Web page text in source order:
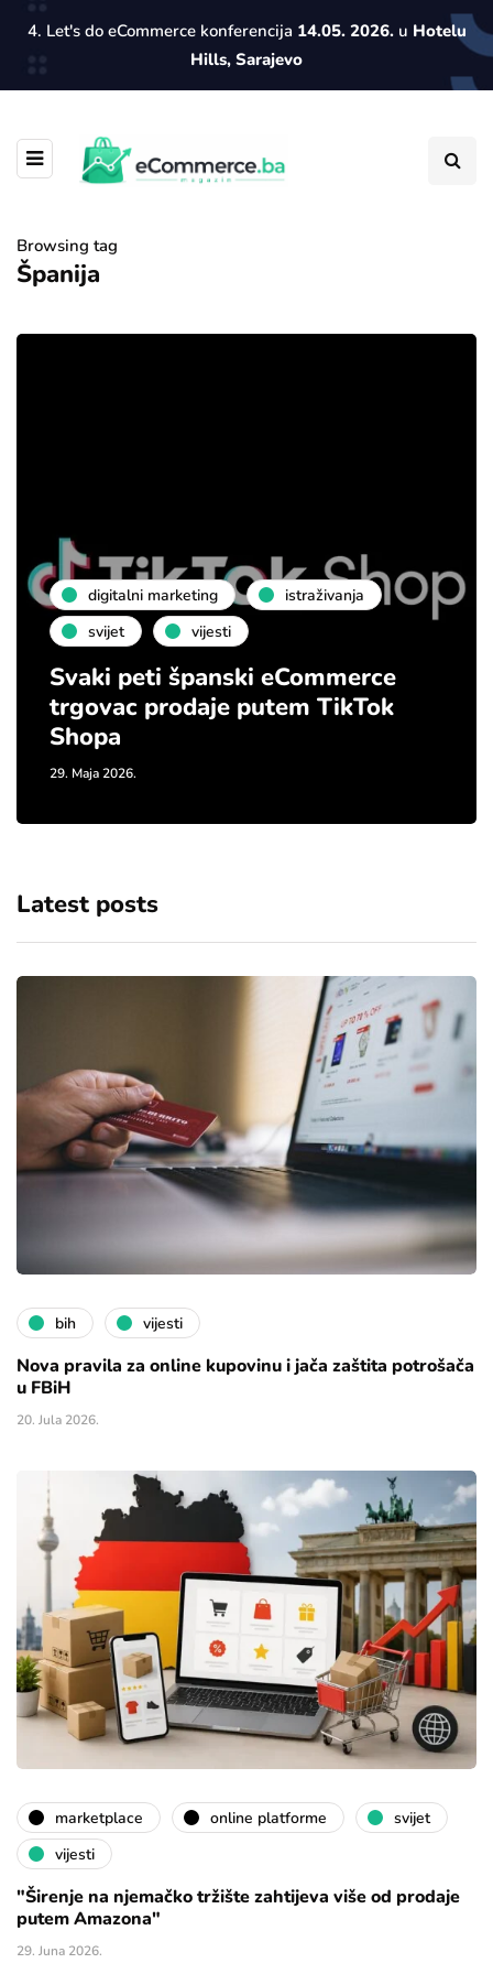
4. Let's do eCommerce konferencija 14.05. 2026.u Hotelu
Hills, Sarajevo
Browsing tag
Španija
digitalni marketing
istraživanja
svijet
vijesti
Svaki peti španski eCommerce
trgovac prodaje putem TikTok
Shopa
29. Maja 2026.
Latest posts
bih vijesti
Nova pravila za online kupovinu i jača zaštita potrošača
u FBiH
20. Jula 2026.
marketplace online platforme
svijet
vijesti
"Širenje na njemačko tržište zahtijeva više od prodaje
putem Amazona"
29. Juna 2026.